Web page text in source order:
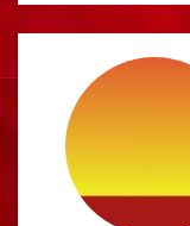
ビ
ー
シ